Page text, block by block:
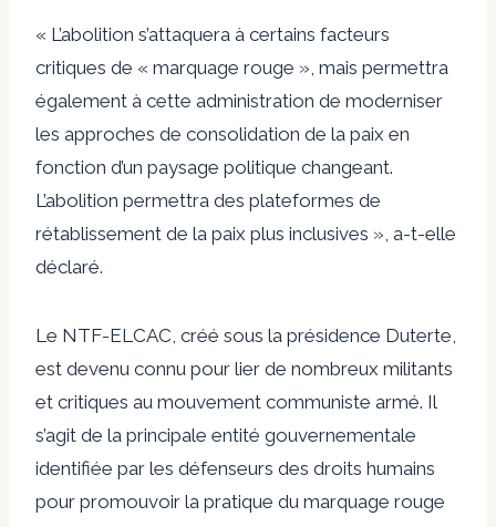
« L’abolition s’attaquera à certains facteurs
critiques de « marquage rouge », mais permettra
également à cette administration de moderniser
les approches de consolidation de la paix en
fonction d’un paysage politique changeant.
L’abolition permettra des plateformes de
rétablissement de la paix plus inclusives », a-t-elle
déclaré.
Le NTF-ELCAC, créé sous la présidence Duterte,
est devenu connu pour lier de nombreux militants
et critiques au mouvement communiste armé. Il
s’agit de la principale entité gouvernementale
identifiée par les défenseurs des droits humains
pour promouvoir la pratique du marquage rouge